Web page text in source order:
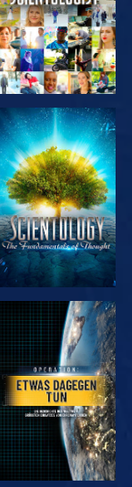
SERIE
ENTDECKEN
ANSEHEN